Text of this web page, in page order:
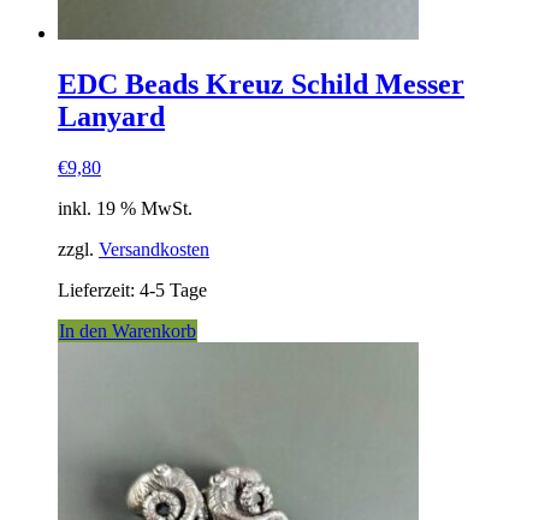
EDC Beads Kreuz Schild Messer
Lanyard
€9,80
inkl. 19 % MwSt.
zzgl. Versandkosten
Lieferzeit: 4-5 Tage
In den Warenkorb